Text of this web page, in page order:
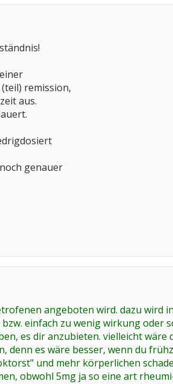
remission,
aus.
genauer
angeboten wird. dazu wird
einfach zu wenig wirkung
es dir anzubieten. vielleicht
denn es wäre besser, wenn du
und mehr körperlichen
obwohl 5mg ja so eine art